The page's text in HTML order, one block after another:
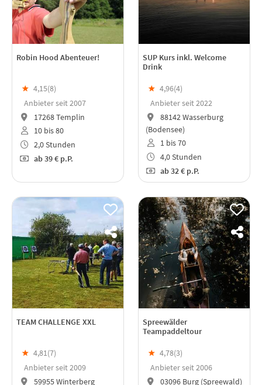
Robin Hood Abenteuer!
★ 4,15(8)
Anbieter seit 2007
17268 Templin
10 bis 80
2,0 Stunden
ab39 € p.P.
SUP Kurs inkl. Welcome
Drink
★ 4,96(4)
Anbieter seit 2022
88142 Wasserburg
(Bodensee)
1 bis 70
4,0 Stunden
ab32 € p.P.
TEAM CHALLENGE XXL
★ 4,81(7)
Anbieter seit 2009
59955 Winterberg
Spreewälder
Teampaddeltour
★ 4,78(3)
Anbieter seit 2006
03096 Burg (Spreewald)